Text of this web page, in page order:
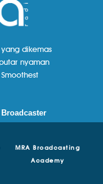
dikemas
nyaman
Broadcaster
MRA Broadcasting
Academy